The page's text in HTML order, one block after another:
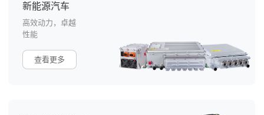
新能源汽车
高效动力，卓越
性能
查看更多